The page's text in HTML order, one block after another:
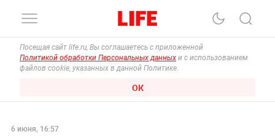
Посещая сайт life.ru, Вы соглашаетесь с приложенной
Политикой обработки Персональных данных и с использованием
файлов cookie, указанных в данной Политике.
ОК
6 июня, 16:57